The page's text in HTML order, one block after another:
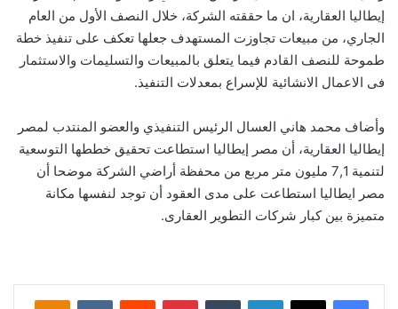
إيطاليا العقارية، ان ما حققته الشركة، خلال النصف الأول من العام
الجاري، من مبيعات تجاوزت المستهدف جعلها تعكف على تنفيذ خطة
طموحة للنصف القادم فيما يتعلق بالمبيعات والتسليمات والاستثمار
فى الاعمال الانشائية للإسراع بمعدلات التنفيذ.
وأضاف محمد هاني العسال الرئيس التنفيذي والعضو المنتدب لمصر
إيطاليا العقارية، أن مصر إيطاليا استطاعت تحقيق خططها التوسعية
لتنمية 7,1 مليون متر مربع من محفظة أراضي الشركة موضحا أن
مصر ايطاليا استطاعت على مدى العقود أن توجد لنفسها مكانة
متميزة بين كبار شركات التطوير العقارى.
لينكدإن بينتيريست